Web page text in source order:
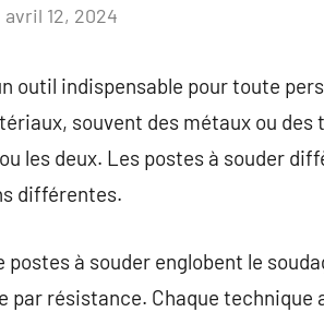
avril 12, 2024
outil indispensable pour toute
souvent des métaux ou
les deux. Les postes à souder
différentes.
à souder englobent le
par résistance. Chaque